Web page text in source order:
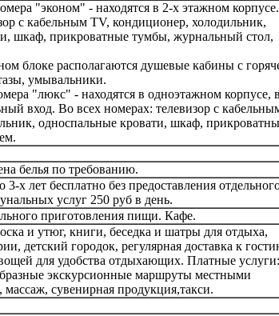
"эконом" - находятся в 2-х этажном
с кабельным TV, кондиционер, холодильник,
шкаф, прикроватные тумбы, журнальный стол,
блоке располагаются душевые кабины с
умывальники.
"люкс" - находятся в одноэтажном корпусе, в
вход. Во всех номерах: телевизор с
односпальные кровати, шкаф,
белья по требованию.
х лет бесплатно без предоставления
услуг 250 руб в день.
приготовления пищи. Кафе.
и утюг, книги, беседка и шатры для отдыха,
детский городок, регулярная доставка к
для удобства отдыхающих. Платные услуги:
экскурсионные маршруты местными
массаж, сувенирная продукция,такси.